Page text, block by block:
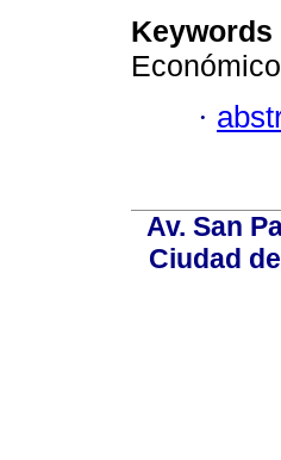
Keywords
·
Av. San
Ciudad